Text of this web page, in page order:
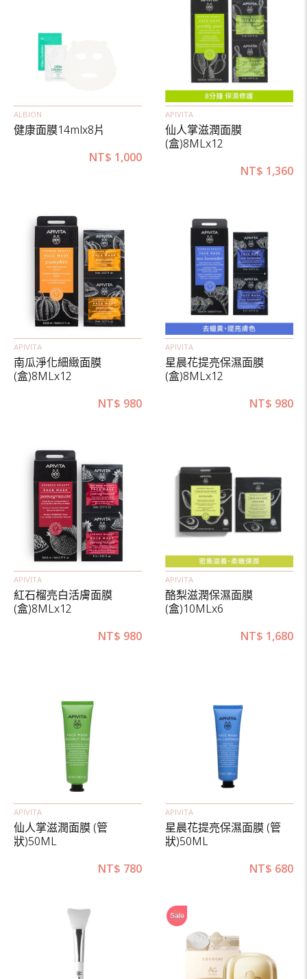
ALBION
健康面膜14mlx8片
NT$ 1,000
APIVITA
仙人掌滋潤面膜
(盒)8MLx12
NT$ 1,360
APIVITA
南瓜淨化細緻面膜
(盒)8MLx12
NT$ 980
APIVITA
星晨花提亮保濕面膜
(盒)8MLx12
NT$ 980
APIVITA
紅石榴亮白活膚面膜
(盒)8MLx12
NT$ 980
APIVITA
酪梨滋潤保濕面膜
(盒)10MLx6
NT$ 1,680
APIVITA
仙人掌滋潤面膜 (管
狀)50ML
NT$ 780
APIVITA
星晨花提亮保濕面膜 (管
狀)50ML
NT$ 680